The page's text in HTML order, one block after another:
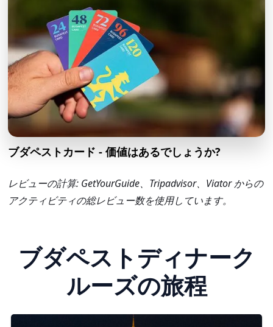
ブダペストカード - 価値はあるでしょうか?
レビューの計算: GetYourGuide、Tripadvisor、Viator からの
アクティビティの総レビュー数を使用しています。
ブダペストディナーク
ルーズの旅程